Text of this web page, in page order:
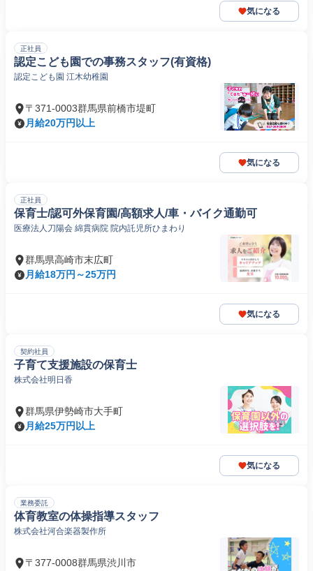
気になる
正社員
認定こども園での事務スタッフ(有資格)
認定こども園 江木幼稚園
〒371-0003群馬県前橋市堤町
月給20万円以上
気になる
正社員
保育士/認可外保育園/高額求人/車・バイク通勤可
医療法人刀陽会 綿貫病院 院内託児所ひまわり
群馬県高崎市末広町
月給18万円～25万円
気になる
契約社員
子育て支援施設の保育士
株式会社明日香
群馬県伊勢崎市大手町
月給25万円以上
気になる
業務委託
体育教室の体操指導スタッフ
株式会社河合楽器製作所
〒377-0008群馬県渋川市